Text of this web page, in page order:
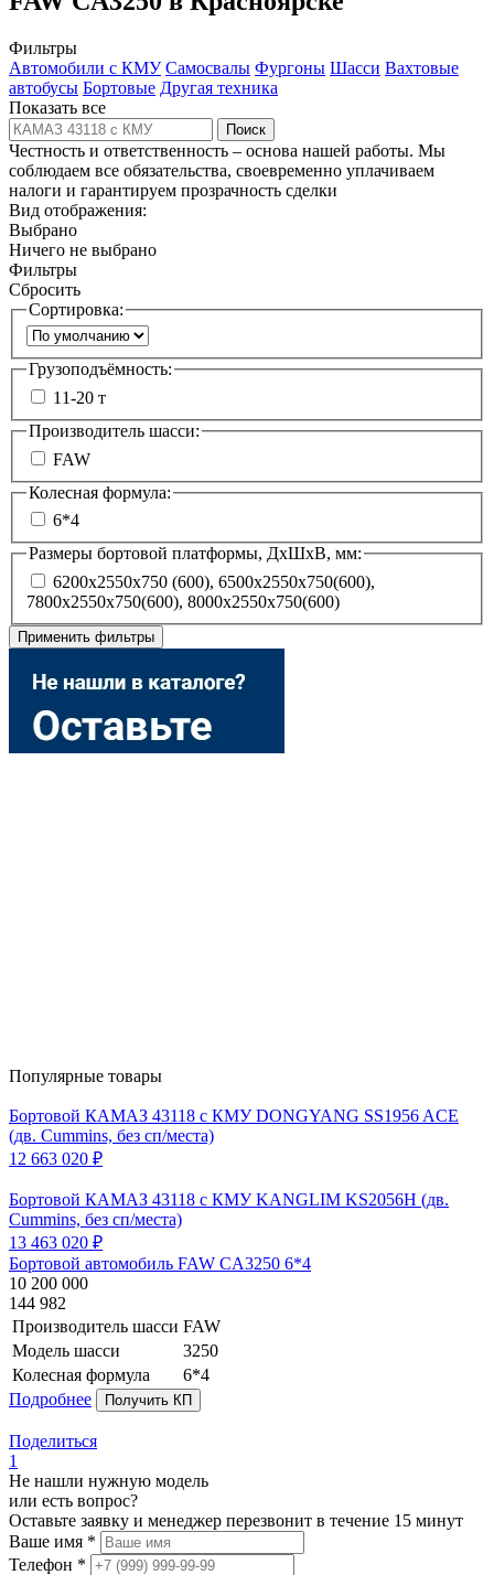
Фильтры
Автомобили с КМУ Самосвалы Фургоны Шасси Вахтовые
автобусы Бортовые Другая техника
Показать все
Поиск
Честность и ответственность – основа нашей работы. Мы
соблюдаем все обязательства, своевременно уплачиваем
налоги и гарантируем прозрачность сделки
Вид отображения:
Выбрано
Ничего не выбрано
Фильтры
Сбросить
Сортировка:
Грузоподъёмность:
11-20 т
Производитель шасси:
FAW
Колесная формула:
6*4
Размеры бортовой платформы, ДхШхВ, мм:
7800х2550х750(600), 8000х2550х750(600)
Применить фильтры
Популярные товары
Бортовой КАМАЗ 43118 с КМУ DONGYANG SS1956 ACE
(дв. Cummins, без сп/места)
12 663 020 ₽
Бортовой КАМАЗ 43118 с КМУ KANGLIM KS2056H (дв.
Cummins, без сп/места)
13 463 020 ₽
Бортовой автомобиль FAW CA3250 6*4
10 200 000
144 982
Производитель шасси FAW
Модель шасси
3250
Колесная формула
6*4
Подробнее
Получить КП
Поделиться
1
Не нашли нужную модель
или есть вопрос?
Оставьте заявку и менеджер перезвонит в течение 15 минут
Ваше имя *
Телефон *